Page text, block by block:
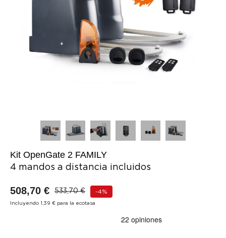
Kit OpenGate 2 FAMILY
4 mandos a distancia incluidos
508,70 € 533,70 € -4%
Incluyendo 1,39 € para la ecotasa